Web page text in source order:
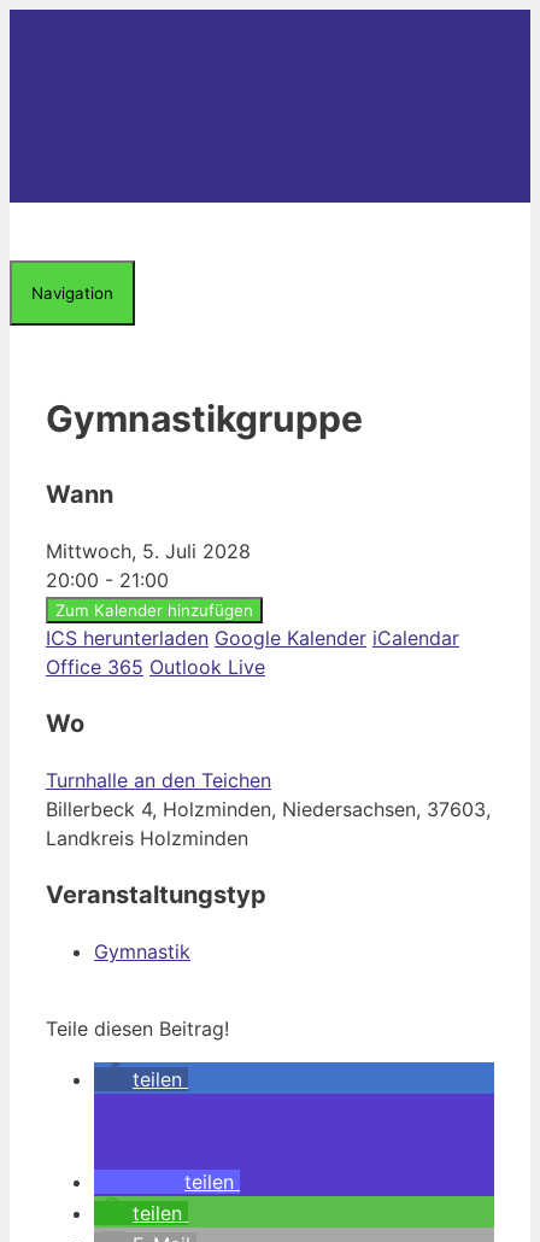
Navigation
Gymnastikgruppe
Wann
Mittwoch, 5. Juli 2028
20:00 - 21:00
Zum Kalender hinzufügen
ICS herunterladen Google Kalender iCalendar
Office 365 Outlook Live
Wo
Turnhalle an den Teichen
Billerbeck 4, Holzminden, Niedersachsen, 37603,
Landkreis Holzminden
Veranstaltungstyp
Gymnastik
Teile diesen Beitrag!
teilen
teilen
teilen